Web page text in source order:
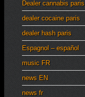
Dealer cannabis paris
dealer cocaine paris
dealer hash paris
Espagnol – español
music FR
news EN
news fr